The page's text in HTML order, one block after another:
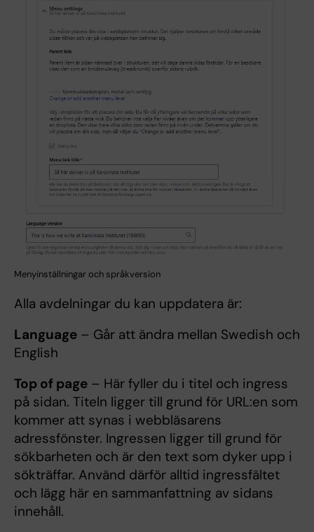
Menyinställningar och språkversion
Alla avdelningar du kan uppdatera är:
Language – Går att ändra mellan Swedish och
English
Top of page – Här fyller du i titel och ingress
på sidan. Titeln ligger till grund för URL:en som
kommer att synas i webbläsarens
adressfönster. Ingressen ligger till grund för
sökbarheten och är den text som dyker upp i
sökträffar. Använd därför alltid ingressfältet
och lägg här en sammanfattning av sidans
innehåll.